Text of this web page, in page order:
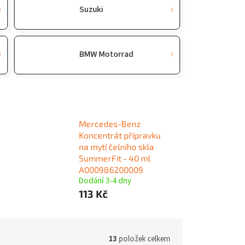
Suzuki
BMW Motorrad
Mercedes-Benz
Koncentrát přípravku
na mytí čelního skla
SummerFit - 40 ml
A000986200009
Dodání 3-4 dny
113 Kč
13 položek celkem